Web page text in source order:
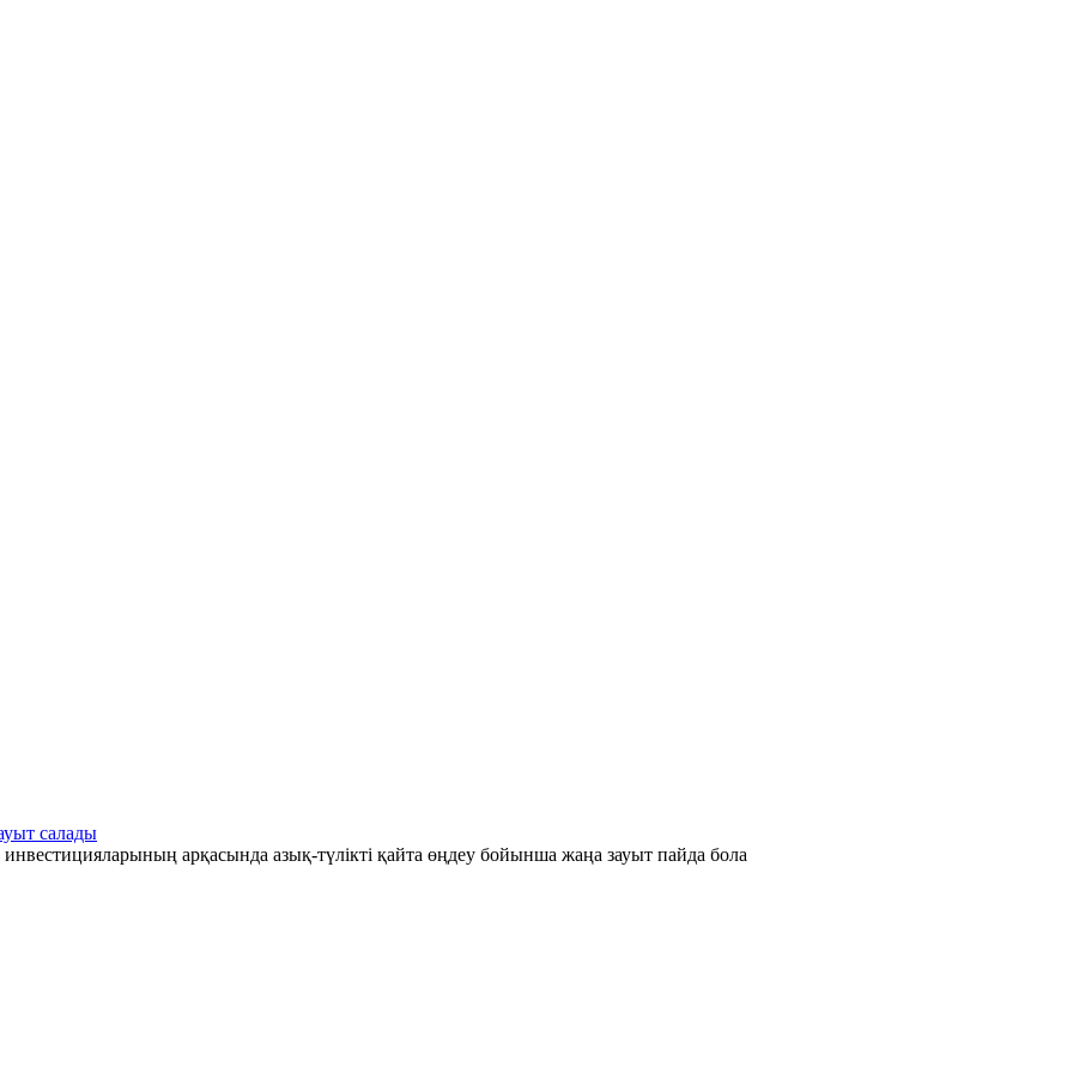
салады
арқасында азық-түлікті қайта өңдеу бойынша жаңа зауыт пайда бола